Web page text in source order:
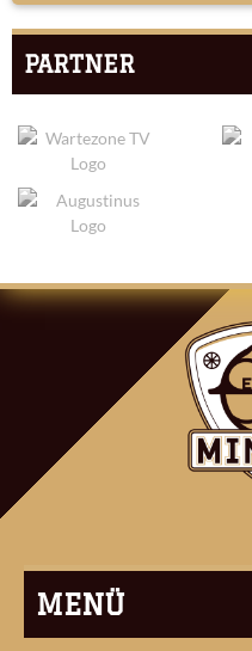
ARTIKEL-
NAVIGATION
PARTNER
MENÜ